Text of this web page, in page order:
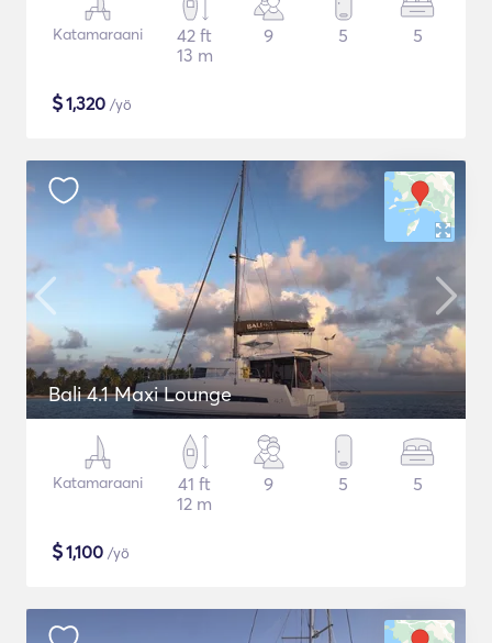
Katamaraani
42 ft
13 m
9 5 5
$1,320 /yö
Bali 4.1 Maxi Lounge
Katamaraani
41 ft
12 m
9 5 5
$1,100 /yö